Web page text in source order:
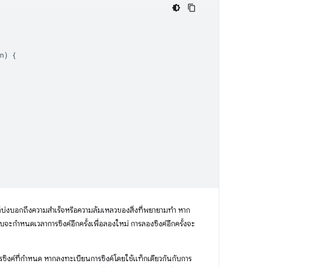
)
{
บอกถึงความสำเร็จหรือความล้มเหลวของสิ่งที่พยายามทำ หาก
ะกำหนดเวลาการซิงค์อีกครั้งเพื่อลองใหม่ การลองซิงค์อีกครั้งจะ
งค์ที่กำหนด หากลงทะเบียนการซิงค์โดยใช้แท็กเดียวกันกับการ